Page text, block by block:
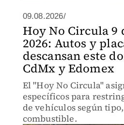
09.08.2026/
Hoy No Circula 9
2026: Autos y
descansan este
CdMx y Edomex
El "Hoy No Circula"
específicos para
de vehículos según
combustible.